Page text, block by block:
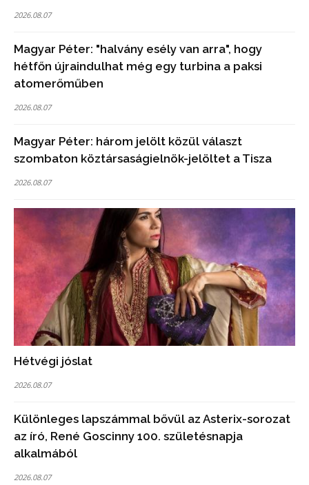
2026.08.07
Magyar Péter: "halvány esély van arra", hogy
hétfőn újraindulhat még egy turbina a paksi
atomerőműben
2026.08.07
Magyar Péter: három jelölt közül választ
szombaton köztársaságielnök-jelöltet a Tisza
2026.08.07
Hétvégi jóslat
2026.08.07
Különleges lapszámmal bővül az Asterix-sorozat
az író, René Goscinny 100. születésnapja
alkalmából
2026.08.07